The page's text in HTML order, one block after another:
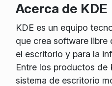
Acerca de KDE
KDE es un equipo
que crea software
el escritorio y para la
Entre los productos de
sistema de escritorio